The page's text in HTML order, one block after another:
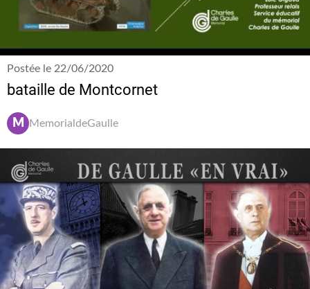
Postée le 22/06/2020
bataille de Montcornet
M MemorialdeGaulle